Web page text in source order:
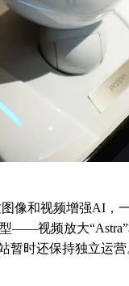
像和视频增强AI，
——视频放大
暂时还保持独立运